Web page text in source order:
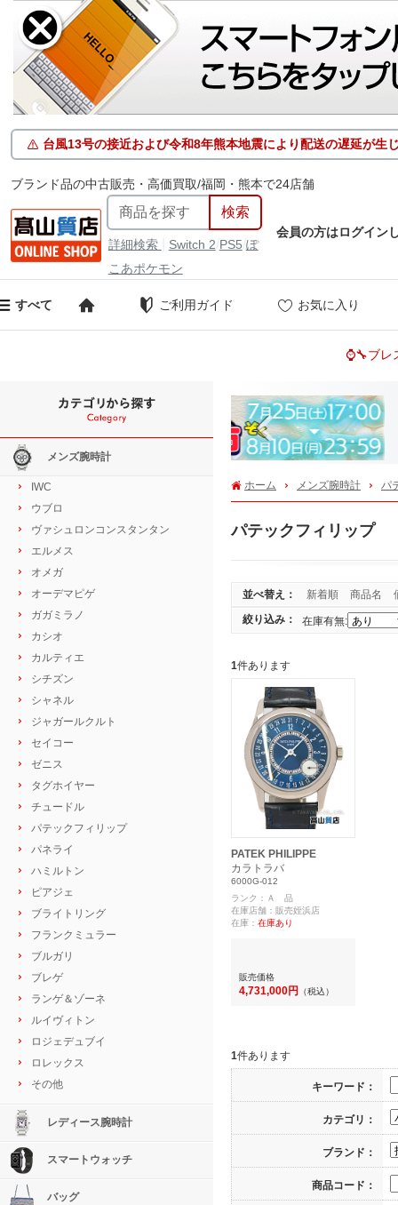
台風13号の接近および令和8年熊本地震により配送の遅延が生
ブランド品の中古販売・高価買取/福岡・熊本で24店舗
詳細検索 Switch 2 PS5 ぽ
こあポケモン
会員の方はログイン
すべて ご利用ガイド お気に入り
⌚🔧ブ
Previous
ホーム メンズ腕時計 パ
パテックフィリップ
並べ替え： 新着順 商品名
絞り込み：
在庫有無:
1件あります
PATEK PHILIPPE
カラトラバ
6000G-012
ランク：Ａ 品
在庫店舗：販売姪浜店
在庫： 在庫あり
販売価格
4,731,000円 （税込）
1件あります
キーワード：
カテゴリ：
ブランド：
商品コード：
メンズ腕時計
IWC
ウブロ
ヴァシュロンコンスタンタン
エルメス
オメガ
オーデマピゲ
ガガミラノ
カシオ
カルティエ
シチズン
シャネル
ジャガールクルト
セイコー
ゼニス
タグホイヤー
チュードル
パテックフィリップ
パネライ
ハミルトン
ピアジェ
ブライトリング
フランクミュラー
ブルガリ
ブレゲ
ランゲ＆ゾーネ
ルイヴィトン
ロジェデュブイ
ロレックス
その他
レディース腕時計
スマートウォッチ
バッグ